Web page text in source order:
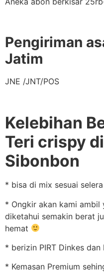
Pengiriman
Jatim
JNE /JNT/POS
Kelebihan
Teri crispy
Sibonbon
* bisa di mix sesuai
* Ongkir akan kami ambil
diketahui semakin berat
hemat
* berizin PIRT Dinkes dan
* Kemasan Premium